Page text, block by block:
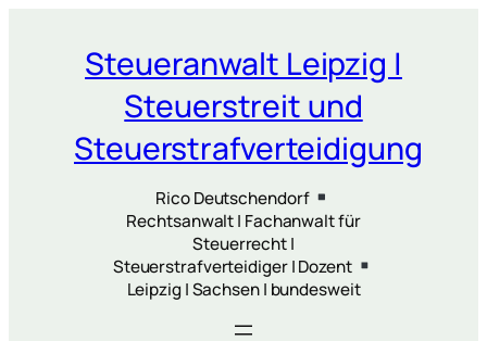
springenSteueranwalt Leipzig |
Steuerstreit und
Steuerstrafverteidigung
Rico Deutschendorf
Rechtsanwalt | Fachanwalt für
Steuerrecht |
Steuerstrafverteidiger | Dozent
Leipzig | Sachsen | bundesweit